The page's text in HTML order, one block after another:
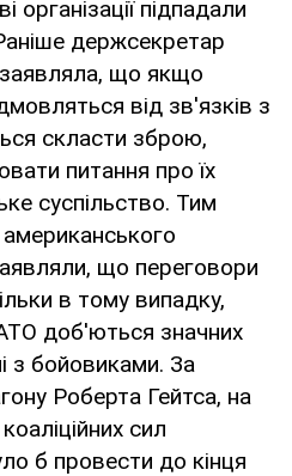
організації підпадали
держсекретар
що якщо
від зв'язків з
скласти зброю,
питання про їх
суспільство. Тим
що переговори
в тому випадку,
доб'ються значних
з бойовиками. За
Роберта Гейтса, на
сил
б провести до кінця